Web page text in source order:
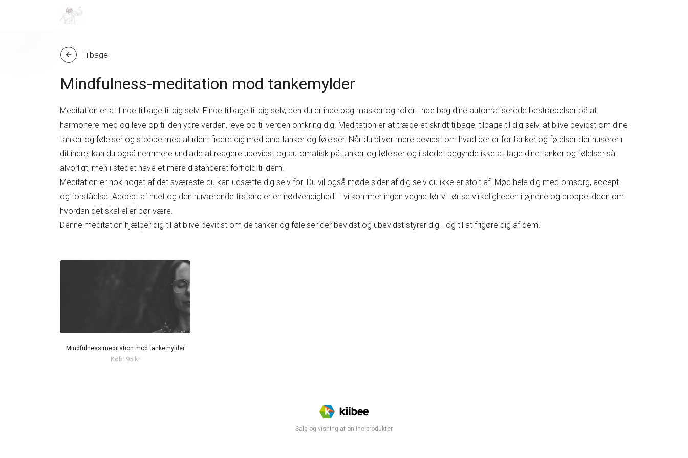
arrow_back Tilbage
Mindfulness-meditation mod tankemylder
Meditation er at finde tilbage til dig selv. Finde tilbage til dig selv, den du er inde bag masker og roller. Inde bag dine automatiserede bestræbelser på at
harmonere med og leve op til den ydre verden, leve op til verden omkring dig. Meditation er at træde et skridt tilbage, tilbage til dig selv, at blive bevidst om dine
tanker og følelser og stoppe med at identificere dig med dine tanker og følelser. Når du bliver mere bevidst om hvad der er for tanker og følelser der huserer i
dit indre, kan du også nemmere undlade at reagere ubevidst og automatisk på tanker og følelser og i stedet begynde ikke at tage dine tanker og følelser så
alvorligt, men i stedet have et mere distanceret forhold til dem.
Meditation er nok noget af det sværeste du kan udsætte dig selv for. Du vil også møde sider af dig selv du ikke er stolt af. Mød hele dig med omsorg, accept
og forståelse. Accept af nuet og den nuværende tilstand er en nødvendighed – vi kommer ingen vegne før vi tør se virkeligheden i øjnene og droppe ideen om
hvordan det skal eller bør være.
Denne meditation hjælper dig til at blive bevidst om de tanker og følelser der bevidst og ubevidst styrer dig - og til at frigøre dig af dem.
Mindfulness meditation mod tankemylder
Køb: 95 kr
Salg og visning af online produkter